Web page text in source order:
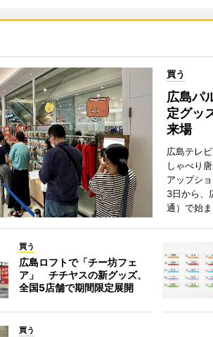
買う
広島パ
定グッ
来場
広島テレ
しゃべり
アップシ
3日から、
通）で始ま
買う
広島ロフトで「チー坊フェ
ア」 チチヤスの新グッズ、
全国5店舗で期間限定展開
買う